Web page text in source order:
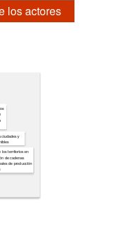
los actores
los territorios en
de cadenas
de producción
ciudades y